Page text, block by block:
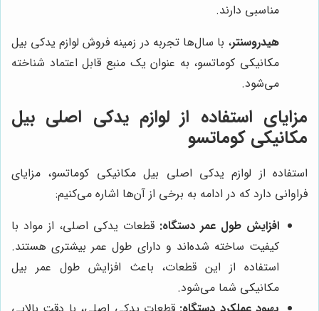
مناسبی دارند.
هیدروسنتر، با سال‌ها تجربه در زمینه فروش لوازم یدکی بیل
مکانیکی کوماتسو، به عنوان یک منبع قابل اعتماد شناخته
می‌شود.
مزایای استفاده از لوازم یدکی اصلی بیل
مکانیکی کوماتسو
استفاده از لوازم یدکی اصلی بیل مکانیکی کوماتسو، مزایای
فراوانی دارد که در ادامه به برخی از آن‌ها اشاره می‌کنیم:
افزایش طول عمر دستگاه: قطعات یدکی اصلی، از مواد با
کیفیت ساخته شده‌اند و دارای طول عمر بیشتری هستند.
استفاده از این قطعات، باعث افزایش طول عمر بیل
مکانیکی شما می‌شود.